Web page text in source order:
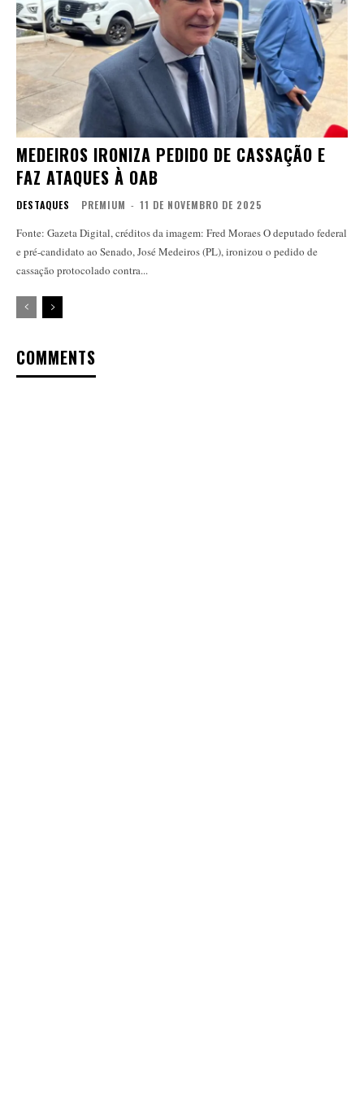
MEDEIROS IRONIZA PEDIDO DE CASSAÇÃO E
FAZ ATAQUES À OAB
DESTAQUES PREMIUM - 11 DE NOVEMBRO DE 2025
Fonte: Gazeta Digital, créditos da imagem: Fred Moraes O deputado federal
e pré-candidato ao Senado, José Medeiros (PL), ironizou o pedido de
cassação protocolado contra...
COMMENTS